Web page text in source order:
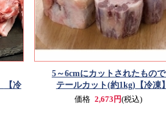
【冷
5～6cmにカットされたもの
テールカット(約1kg) 【冷凍】
価格 2,673円(税込)